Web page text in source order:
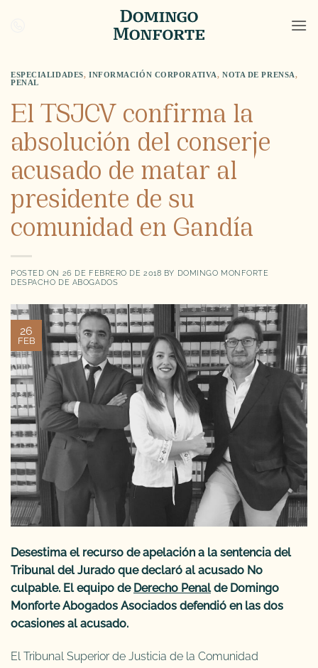
ESPECIALIDADES, INFORMACIÓN CORPORATIVA, NOTA DE PRENSA,
PENAL
El TSJCV confirma la
absolución del conserje
acusado de matar al
presidente de su
comunidad en Gandía
POSTED ON 26 DE FEBRERO DE 2018 BY DOMINGO MONFORTE
DESPACHO DE ABOGADOS
26
FEB
Desestima el recurso de apelación a la sentencia del
Tribunal del Jurado que declaró al acusado No
culpable. El equipo de Derecho Penalde Domingo
Monforte Abogados Asociados defendió en las dos
ocasiones al acusado.
El Tribunal Superior de Justicia de la Comunidad